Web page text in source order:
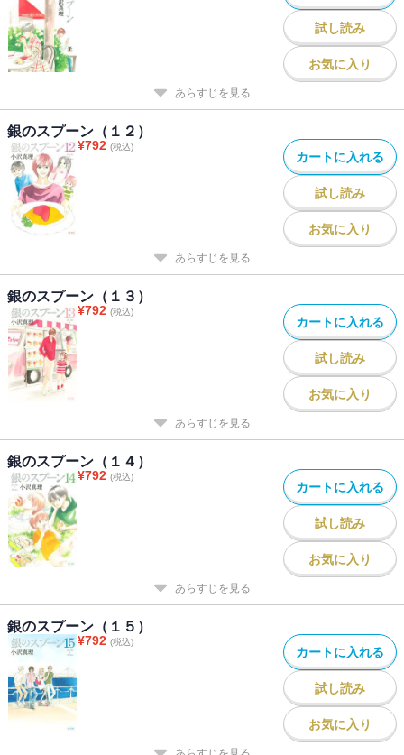
試し読み
お気に入り
あらすじを見る
銀のスプーン（１２）
¥792 (税込)
カートに入れる
試し読み
お気に入り
あらすじを見る
銀のスプーン（１３）
¥792 (税込)
カートに入れる
試し読み
お気に入り
あらすじを見る
銀のスプーン（１４）
¥792 (税込)
カートに入れる
試し読み
お気に入り
あらすじを見る
銀のスプーン（１５）
¥792 (税込)
カートに入れる
試し読み
お気に入り